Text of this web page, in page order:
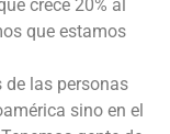
crece 20% al
que estamos
de las personas
sino en el